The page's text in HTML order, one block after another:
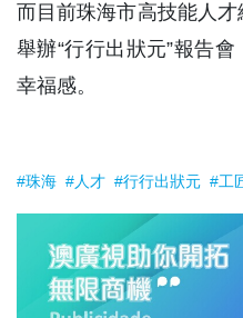
而目前珠海市高技能人
舉辦“行行出狀元”報告
幸福感。
#珠海 #人才 #行行出狀元 #工